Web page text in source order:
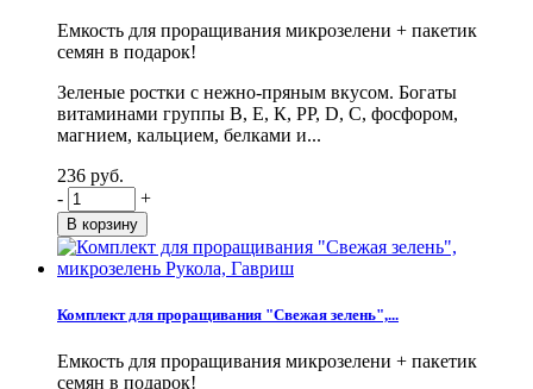
Емкость для проращивания микрозелени + пакетик
семян в подарок!
Зеленые ростки с нежно-пряным вкусом. Богаты
витаминами группы В, Е, К, PP, D, С, фосфором,
магнием, кальцием, белками и...
236 руб.
-
+
Комплект для проращивания "Свежая зелень",...
Емкость для проращивания микрозелени + пакетик
семян в подарок!